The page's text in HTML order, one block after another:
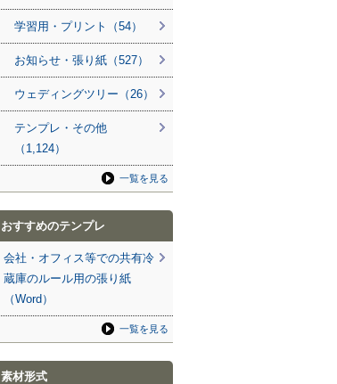
学習用・プリント（54）
お知らせ・張り紙（527）
ウェディングツリー（26）
テンプレ・その他
（1,124）
一覧を見る
おすすめのテンプレ
会社・オフィス等での共有冷
蔵庫のルール用の張り紙
（Word）
一覧を見る
素材形式